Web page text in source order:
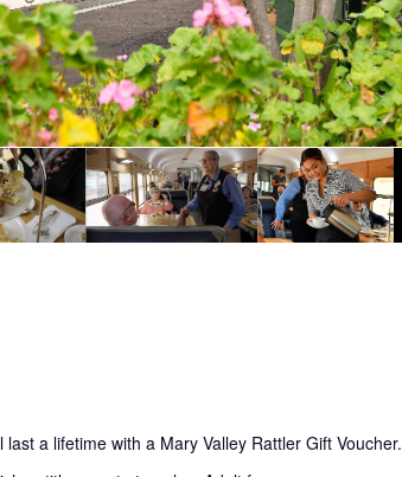
a lifetime with a Mary Valley Rattler Gift Voucher.